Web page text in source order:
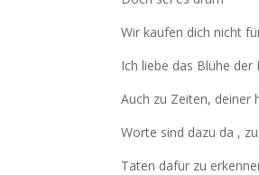
Wir kaufen dich nicht
Ich liebe das Blühe der
Auch zu Zeiten, deiner
Worte sind dazu da ,
Taten dafür zu